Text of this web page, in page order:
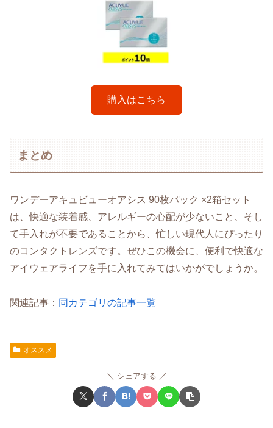
購入はこちら
まとめ
ワンデーアキュビューオアシス 90枚パック ×2箱セット
は、快適な装着感、アレルギーの心配が少ないこと、そし
て手入れが不要であることから、忙しい現代人にぴったり
のコンタクトレンズです。ぜひこの機会に、便利で快適な
アイウェアライフを手に入れてみてはいかがでしょうか。
関連記事： 同カテゴリの記事一覧
オススメ
シェアする